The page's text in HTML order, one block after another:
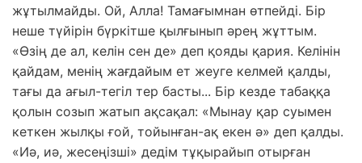
жұтылмайды. Ой, Алла! Тамағымнан өтпейді. Бір
неше түйірін бүркітше қылғынып әрең жұттым.
«Өзің де ал, келін сен де» деп қояды қария. Келінін
қайдам, менің жағдайым ет жеуге келмей қалды,
тағы да ағыл-тегіл тер басты... Бір кезде табаққа
қолын созып жатып ақсақал: «Мынау қар суымен
кеткен жылқы ғой, тойынған-ақ екен ә» деп қалды.
«Иә, иә, жесеңізші» дедім тұқырайып отырған